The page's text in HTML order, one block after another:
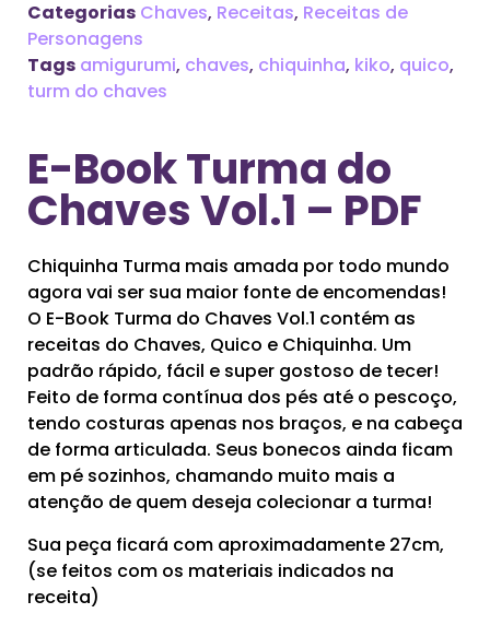
Categorias Chaves, Receitas, Receitas de
Personagens
Tags amigurumi, chaves, chiquinha, kiko, quico,
turm do chaves
E-Book Turma do
Chaves Vol.1 – PDF
Chiquinha Turma mais amada por todo mundo
agora vai ser sua maior fonte de encomendas!
O E-Book Turma do Chaves Vol.1 contém as
receitas do Chaves, Quico e Chiquinha. Um
padrão rápido, fácil e super gostoso de tecer!
Feito de forma contínua dos pés até o pescoço,
tendo costuras apenas nos braços, e na cabeça
de forma articulada. Seus bonecos ainda ficam
em pé sozinhos, chamando muito mais a
atenção de quem deseja colecionar a turma!
Sua peça ficará com aproximadamente 27cm,
(se feitos com os materiais indicados na
receita)